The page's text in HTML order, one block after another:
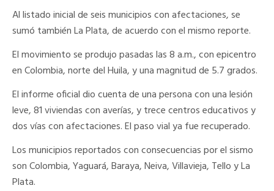
Al listado inicial de seis municipios con afectaciones, se
sumó también La Plata, de acuerdo con el mismo reporte.
El movimiento se produjo pasadas las 8 a.m., con epicentro
en Colombia, norte del Huila, y una magnitud de 5.7 grados.
El informe oficial dio cuenta de una persona con una lesión
leve, 81 viviendas con averías, y trece centros educativos y
dos vías con afectaciones. El paso vial ya fue recuperado.
Los municipios reportados con consecuencias por el sismo
son Colombia, Yaguará, Baraya, Neiva, Villavieja, Tello y La
Plata.